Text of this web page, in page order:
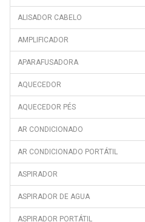
ICE BRISE
LEVANT
MALMÕ
MF NEVADA+
MF4090 NEVADA
MICHIGAN
NEW BABEL DIGITAL
OSAKA
PONENT
RF1450
ALISADOR CABELO
AMPLIFICADOR
APARAFUSADORA
AQUECEDOR
AQUECEDOR PÉS
AR CONDICIONADO
AR CONDICIONADO PORTÁTIL
ASPIRADOR
ASPIRADOR DE AGUA
ASPIRADOR PORTÁTIL